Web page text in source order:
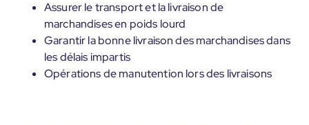
Assurer le transport et la livraison de
marchandises en poids lourd
Garantir la bonne livraison des marchandises dans
les délais impartis
Opérations de manutention lors des livraisons